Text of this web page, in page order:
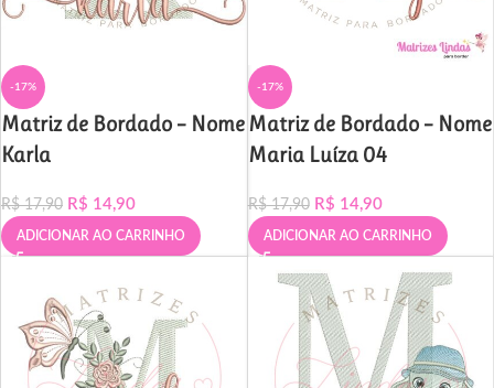
-17%
Matriz de Bordado – Nome
Karla
R$17,90 R$ 14,90
ADICIONAR AO CARRINHO
-17%
Matriz de Bordado – Nome
Maria Luíza 04
R$17,90 R$ 14,90
ADICIONAR AO CARRINHO